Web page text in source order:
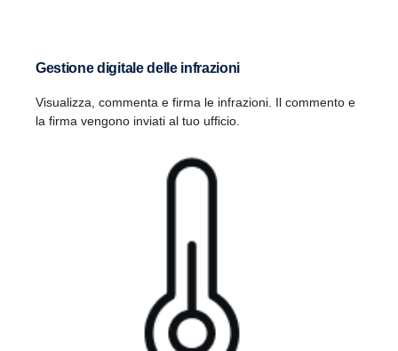
Gestione digitale delle infrazioni
Visualizza, commenta e firma le infrazioni. Il commento e
la firma vengono inviati al tuo ufficio.